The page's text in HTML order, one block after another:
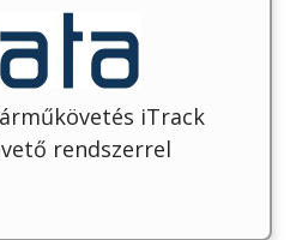
iTrack
rendszerrel